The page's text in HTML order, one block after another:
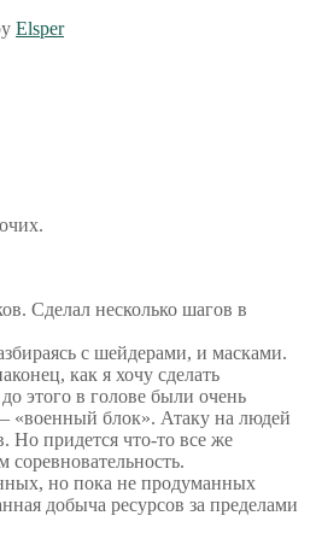
Elsper
Сделал несколько шагов в
с шейдерами, и масками.
как я хочу сделать
этого в голове были очень
блок». Атаку на людей
Но придется что-то все же
соревновательность.
но пока не продуманных
добыча ресурсов за пределами